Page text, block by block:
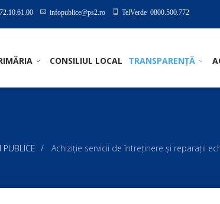
infopublice@ps2.ro TelVerde 0800.500.772
CONSILIUL LOCAL TRANSPARENȚĂ
PUBLICE Achiziţie servicii de întreţinere şi reparaţii